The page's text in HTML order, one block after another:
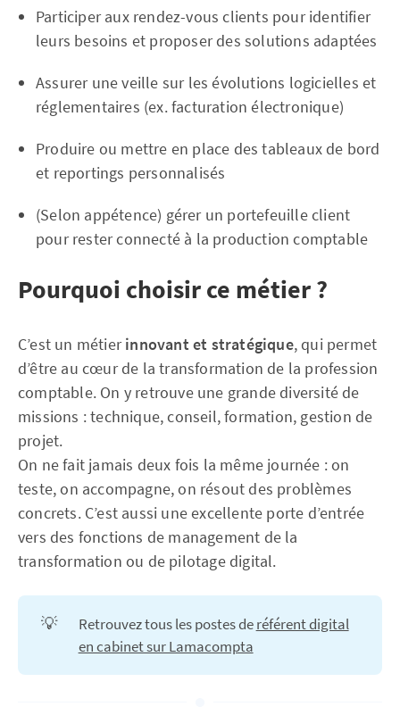
Participer aux rendez-vous clients pour identifier
leurs besoins et proposer des solutions adaptées
Assurer une veille sur les évolutions logicielles et
réglementaires (ex. facturation électronique)
Produire ou mettre en place des tableaux de bord
et reportings personnalisés
(Selon appétence) gérer un portefeuille client
pour rester connecté à la production comptable
Pourquoi choisir ce métier ?
C’est un métierinnovant et stratégique, qui permet
d’être au cœur de la transformation de la profession
comptable. On y retrouve une grande diversité de
missions : technique, conseil, formation, gestion de
projet.
On ne fait jamais deux fois la même journée : on
teste, on accompagne, on résout des problèmes
concrets. C’est aussi une excellente porte d’entrée
vers des fonctions de management de la
transformation ou de pilotage digital.
💡 Retrouvez tous les postes deréférent digital
en cabinet sur Lamacompta